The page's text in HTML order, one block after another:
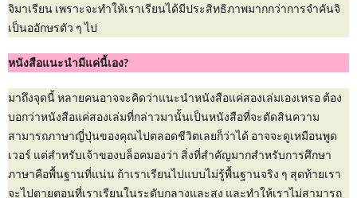
จิมาเรียน เพราะจะทำให้เราเรียนได้มีประสิทธิภาพมากกว่าการจำคันจิ
เป็นออักษรตัว ๆ ไป
หนังสือแนะนำมีแค่นี้เอง?
มาถึงจุดนี้ หลายคนอาจจะคิดว่าแนะนำหนังสือแค่สองเล่มเองเหรอ ต้อง
บอกว่าหนังสือแค่สองเล่มที่กล่าวมานั้นเป็นหนังสือที่จะตัดสินความ
สามารถภาษาญี่ปุ่นของคุณไปตลอดชีวิตเลยก็ว่าได้ อาจจะดูเหมือนพูด
เวอร์ แต่สำหรับเจ้าของบล็อคมองว่า สิ่งที่สำคัญมากสำหรับการศึกษา
ภาษาคือพื้นฐานที่แน่น ถ้าเราเรียนไปแบบไม่รู้พื้นฐานจริง ๆ สุดท้ายเรา
จะไปตายตอนที่เราเรียนในระดับกลางและสูง และทำให้เราไม่สามารถ